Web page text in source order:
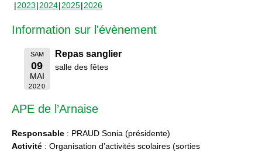
2023 2024 2025 2026
Information sur l'évènement
SAM
09
MAI
2020
Repas sanglier
salle des fêtes
APE de l’Arnaise
Responsable : PRAUD Sonia (présidente)
Activité : Organisation d’activités scolaires (sorties